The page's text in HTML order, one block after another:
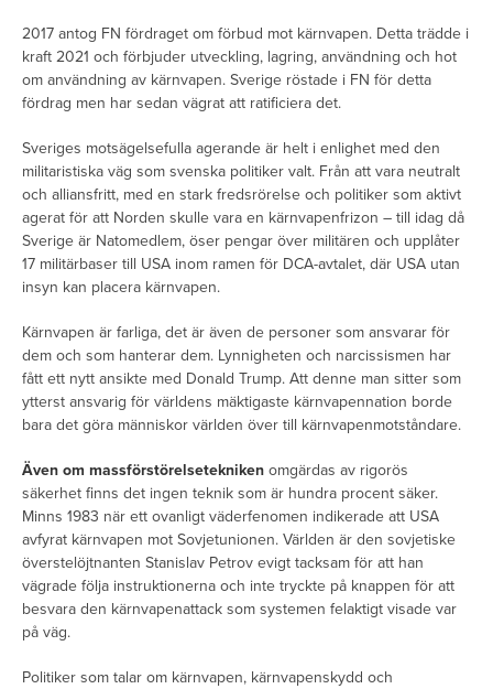
2017 antog FN fördraget om förbud mot kärnvapen. Detta trädde i
kraft 2021 och förbjuder utveckling, lagring, användning och hot
om användning av kärnvapen. Sverige röstade i FN för detta
fördrag men har sedan vägrat att ratificiera det.
Sveriges motsägelsefulla agerande är helt i enlighet med den
militaristiska väg som svenska politiker valt. Från att vara neutralt
och alliansfritt, med en stark fredsrörelse och politiker som aktivt
agerat för att Norden skulle vara en kärnvapenfrizon – till idag då
Sverige är Natomedlem, öser pengar över militären och upplåter
17 militärbaser till USA inom ramen för DCA-avtalet, där USA utan
insyn kan placera kärnvapen.
Kärnvapen är farliga, det är även de personer som ansvarar för
dem och som hanterar dem. Lynnigheten och narcissismen har
fått ett nytt ansikte med Donald Trump. Att denne man sitter som
ytterst ansvarig för världens mäktigaste kärnvapennation borde
bara det göra människor världen över till kärnvapenmotståndare.
Även om massförstörelsetekniken omgärdas av rigorös
säkerhet finns det ingen teknik som är hundra procent säker.
Minns 1983 när ett ovanligt väderfenomen indikerade att USA
avfyrat kärnvapen mot Sovjetunionen. Världen är den sovjetiske
överstelöjtnanten Stanislav Petrov evigt tacksam för att han
vägrade följa instruktionerna och inte tryckte på knappen för att
besvara den kärnvapenattack som systemen felaktigt visade var
på väg.
Politiker som talar om kärnvapen, kärnvapenskydd och